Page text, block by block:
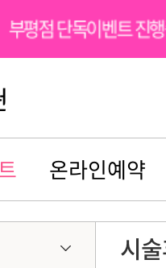
부평점 단독이벤트 진
온라인예약
시